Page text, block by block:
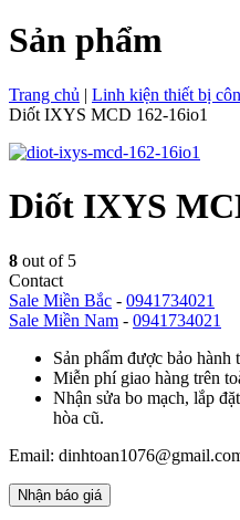
Sản phẩm
Trang chủ | Linh kiện thiết bị
Diốt IXYS MCD 162-16io1
Diốt IXYS
8 out of 5
Contact
Sale Miền Bắc - 0941734021
Sale Miền Nam - 0941734021
Sản phẩm được bảo hành
Miễn phí giao hàng trên
Nhận sửa bo mạch, lắp
hòa cũ.
Email:
Nhận báo giá